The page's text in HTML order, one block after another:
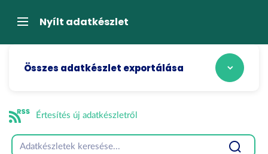
átugrásaNavigációNyílt adatkészlet
Összes adatkészlet exportálása
Értesítés új adatkészletről